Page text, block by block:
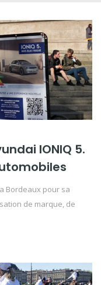
IONIQ 5.
Bordeaux pour sa
de marque, de